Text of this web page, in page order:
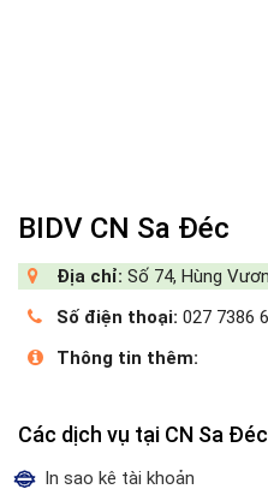
BIDV CN Sa Đéc
Địa chỉ: Số 74, Hùng
Số điện thoại: 027 7386
Thông tin thêm:
Các dịch vụ tại CN Sa
In sao kê tài khoản